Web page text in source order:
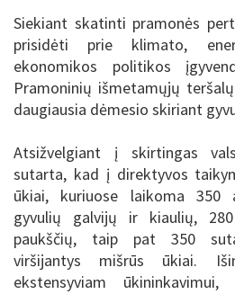
Siekiant skatinti pramonės
prisidėti prie klimato,
ekonomikos politikos
Pramoninių išmetamųjų
daugiausia dėmesio skiriant
Atsižvelgiant į skirtingas
sutarta, kad į direktyvos
ūkiai, kuriuose laikoma 350
gyvulių galvijų ir kiaulių,
paukščių, taip pat 350
viršijantys mišrūs ūkiai.
ekstensyviam